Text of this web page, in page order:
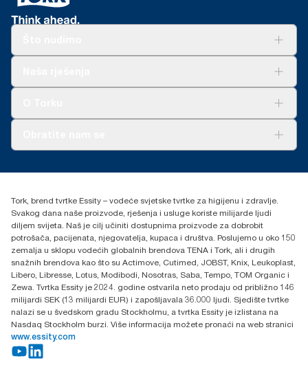
+385 913 900 004
H-1021 Budapest
Budakeszi út 51.
Tork, brend tvrtke Essity – vodeće svjetske tvrtke za higijenu i zdravlje.
Svakog dana naše proizvode, rješenja i usluge koriste milijarde ljudi
diljem svijeta. Naš je cilj učiniti dostupnima proizvode za dobrobit
potrošača, pacijenata, njegovatelja, kupaca i društva. Poslujemo u oko 150
zemalja u sklopu vodećih globalnih brendova TENA i Tork, ali i drugih
snažnih brendova kao što su Actimove, Cutimed, JOBST, Knix, Leukoplast,
Libero, Libresse, Lotus, Modibodi, Nosotras, Saba, Tempo, TOM Organic i
Zewa. Tvrtka Essity je 2024. godine ostvarila neto prodaju od približno 146
milijardi SEK (13 milijardi EUR) i zapošljavala 36.000 ljudi. Sjedište tvrtke
nalazi se u švedskom gradu Stockholmu, a tvrtka Essity je izlistana na
Nasdaq Stockholm burzi. Više informacija možete pronaći na web stranici
www.essity.com